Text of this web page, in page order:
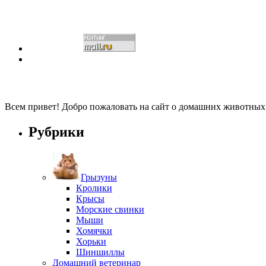
Всем привет! Добро пожаловать на сайт о домашних
Рубрики
Грызуны
Кролики
Крысы
Морские свинки
Мыши
Хомячки
Хорьки
Шиншиллы
Домашний ветеринар